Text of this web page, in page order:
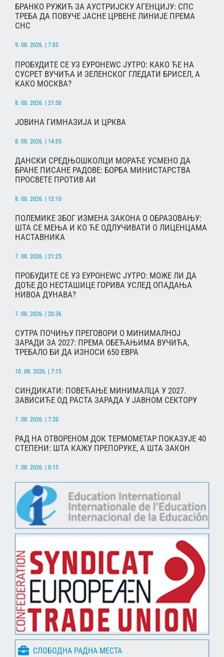
БРАНКО РУЖИЋ ЗА АУСТРИЈСКУ АГЕНЦИЈУ: СПС
ТРЕБА ДА ПОВУЧЕ ЈАСНЕ ЦРВЕНЕ ЛИНИЈЕ ПРЕМА
СНС
9. 08. 2026. | 7:05
ПРОБУДИТЕ СЕ УЗ ЕУРОНЕWС ЈУТРО: КАКО ЋЕ НА
СУСРЕТ ВУЧИЋА И ЗЕЛЕНСКОГ ГЛЕДАТИ БРИСЕЛ, А
КАКО МОСКВА?
8. 08. 2026. | 21:50
ЈОВИНА ГИМНАЗИЈА И ЦРКВА
8. 08. 2026. | 14:05
ДАНСКИ СРЕДЊОШКОЛЦИ МОРАЋЕ УСМЕНО ДА
БРАНЕ ПИСАНЕ РАДОВЕ: БОРБА МИНИСТАРСТВА
ПРОСВЕТЕ ПРОТИВ АИ
8. 08. 2026. | 12:10
ПОЛЕМИКЕ ЗБОГ ИЗМЕНА ЗАКОНА О ОБРАЗОВАЊУ:
ШТА СЕ МЕЊА И КО ЋЕ ОДЛУЧИВАТИ О ЛИЦЕНЦАМА
НАСТАВНИКА
7. 08. 2026. | 21:25
ПРОБУДИТЕ СЕ УЗ ЕУРОНЕWС ЈУТРО: МОЖЕ ЛИ ДА
ДОЂЕ ДО НЕСТАШИЦЕ ГОРИВА УСЛЕД ОПАДАЊА
НИВОА ДУНАВА?
7. 08. 2026. | 20:36
СУТРА ПОЧИЊУ ПРЕГОВОРИ О МИНИМАЛНОЈ
ЗАРАДИ ЗА 2027: ПРЕМА ОБЕЋАЊИМА ВУЧИЋА,
ТРЕБАЛО БИ ДА ИЗНОСИ 650 ЕВРА
10. 08. 2026. | 7:15
СИНДИКАТИ: ПОВЕЋАЊЕ МИНИМАЛЦА У 2027.
ЗАВИСИЋЕ ОД РАСТА ЗАРАДА У ЈАВНОМ СЕКТОРУ
7. 08. 2026. | 7:20
РАД НА ОТВОРЕНОМ ДОК ТЕРМОМЕТАР ПОКАЗУЈЕ 40
СТЕПЕНИ: ШТА КАЖУ ПРЕПОРУКЕ, А ШТА ЗАКОН
7. 08. 2026. | 0:15
СЛОБОДНА РАДНА МЕСТА